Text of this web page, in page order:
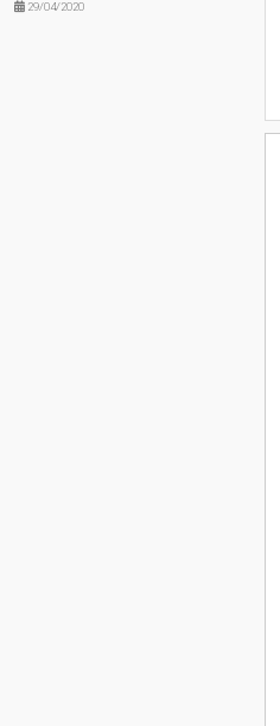
29/04/2020